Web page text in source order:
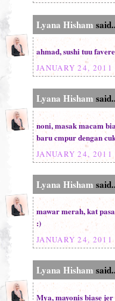
Lyana Hisham
ahmad, sushi tuu
JANUARY 24,
Lyana Hisham
noni, masak macam
baru cmpur dengan
JANUARY 24,
Lyana Hisham
mawar merah, kat
:)
JANUARY 24,
Lyana Hisham
Mya, mayonis biase jer